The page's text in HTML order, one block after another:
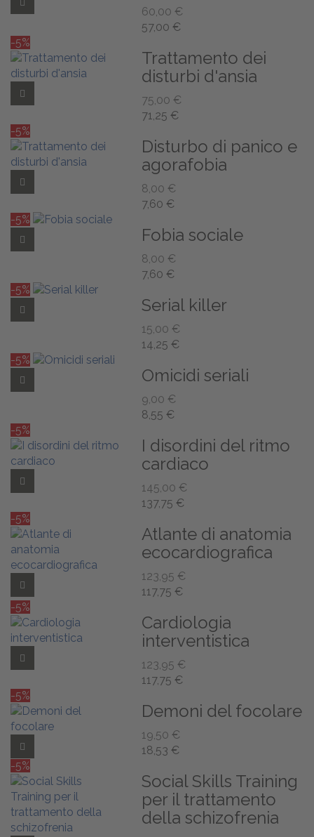
60,00 €
57,00 €
-5%
Trattamento dei
disturbi d'ansia
75,00 €
71,25 €
-5%
Disturbo di panico e
agorafobia
8,00 €
7,60 €
-5%
Fobia sociale
8,00 €
7,60 €
-5%
Serial killer
15,00 €
14,25 €
-5%
Omicidi seriali
9,00 €
8,55 €
-5%
I disordini del ritmo
cardiaco
145,00 €
137,75 €
-5%
Atlante di anatomia
ecocardiografica
123,95 €
117,75 €
-5%
Cardiologia
interventistica
123,95 €
117,75 €
-5%
Demoni del focolare
19,50 €
18,53 €
-5%
Social Skills Training
per il trattamento
della schizofrenia